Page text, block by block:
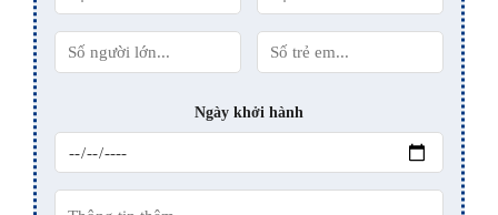
Ngày khởi hành